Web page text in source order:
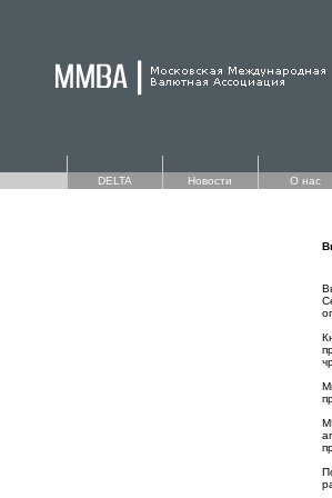
DELTA Новости О нас